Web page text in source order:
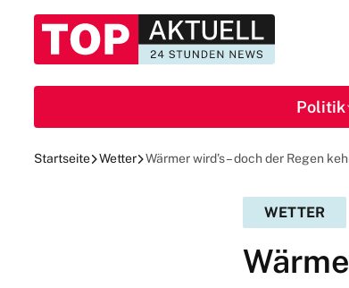
Politik
Startseite Wetter Wärmer wird’s – doch der Regen
WETTER